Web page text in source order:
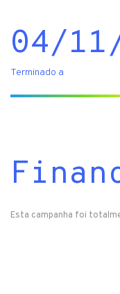
04/
Terminado a
Esta campanha foi